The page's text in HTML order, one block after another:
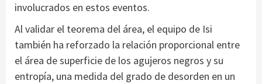
involucrados en estos eventos.
Al validar el teorema del área, el equipo de Isi
también ha reforzado la relación proporcional entre
el área de superficie de los agujeros negros y su
entropía, una medida del grado de desorden en un